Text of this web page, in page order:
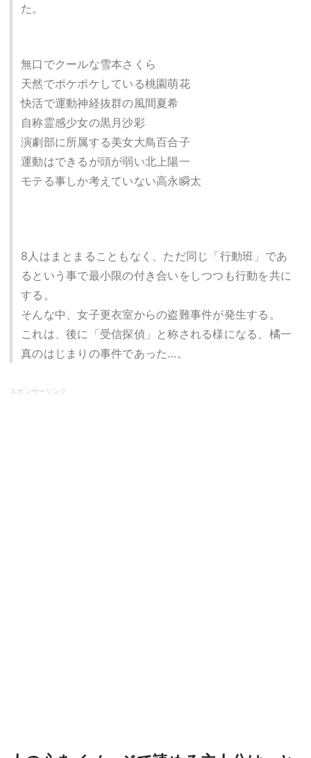
た。
無口でクールな雪本さくら
天然でポケポケしている桃園萌花
快活で運動神経抜群の風間夏希
自称霊感少女の黒月沙彩
演劇部に所属する美女大鳥百合子
運動はできるが頭が弱い北上陽一
モテる事しか考えていない高永瞬太
8人はまとまることもなく、ただ同じ「行動班」であ
るという事で最小限の付き合いをしつつも行動を共に
する。
そんな中、女子更衣室からの盗難事件が発生する。
これは、後に「受信探偵」と称される様になる、橘一
真のはじまりの事件であった…。
スポンサーリンク